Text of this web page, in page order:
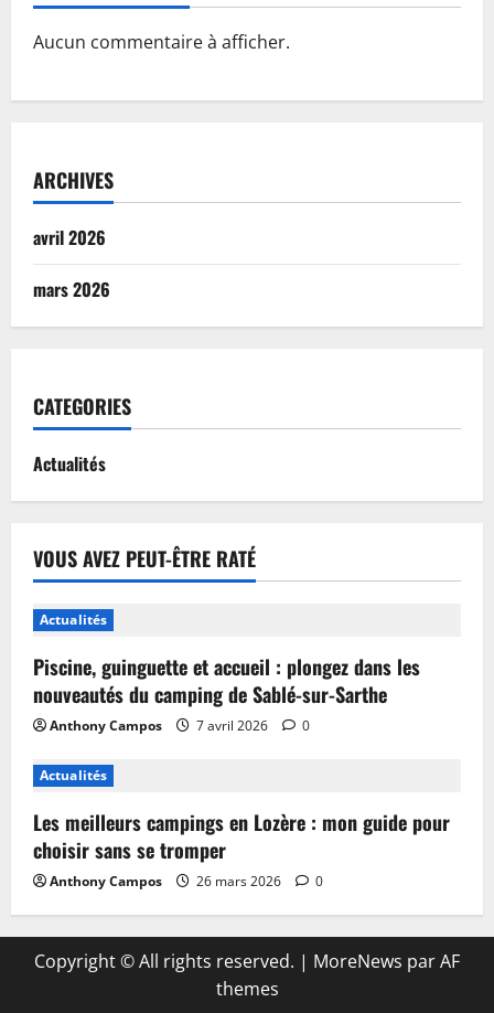
Aucun commentaire à afficher.
ARCHIVES
avril 2026
mars 2026
CATEGORIES
Actualités
VOUS AVEZ PEUT-ÊTRE RATÉ
Actualités
Piscine, guinguette et accueil : plongez dans les
nouveautés du camping de Sablé-sur-Sarthe
Anthony Campos 7 avril 2026 0
Actualités
Les meilleurs campings en Lozère : mon guide pour
choisir sans se tromper
Anthony Campos 26 mars 2026 0
Copyright © All rights reserved. | MoreNews par AF
themes